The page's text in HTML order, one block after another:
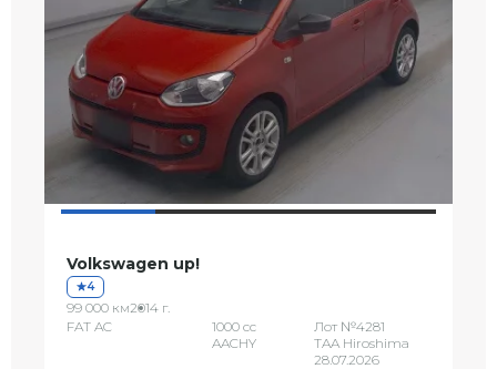
Volkswagen up!
4
99 000 км2014 г.
FAT AC
1000 сс
AACHY
Лот №4281
TAA Hiroshima
28.07.2026